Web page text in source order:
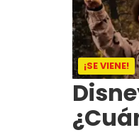
¡SE VIENE!